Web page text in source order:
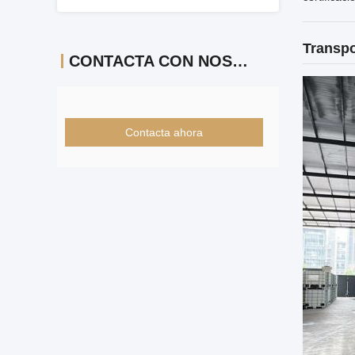
CONTACTA CON NOSOTROS
Contacta ahora